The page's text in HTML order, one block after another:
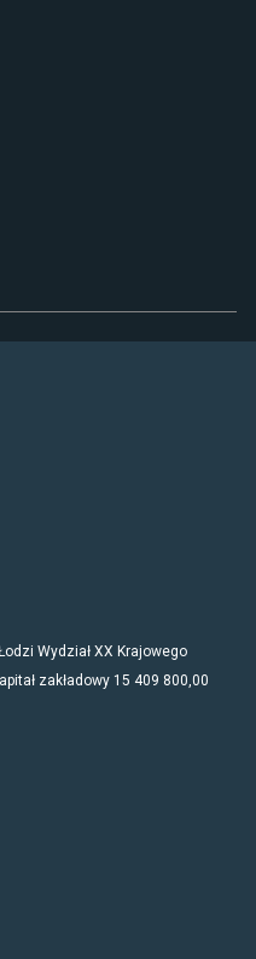
Wydział XX Krajowego
zakładowy 15 409 800,00